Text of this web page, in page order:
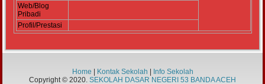
Web/Blog
Pribadi
Profil/Prestasi
Home Kontak Sekolah
Info Sekolah
Copyright © 2020. SEKOLAH DASAR NEGERI 53 BANDA ACEH